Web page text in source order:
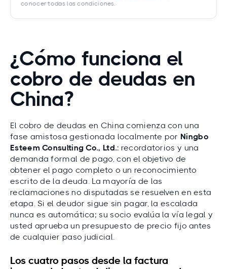
conocer todas las condiciones.
¿Cómo funciona el
cobro de deudas en
China?
El cobro de deudas en China comienza con una
fase amistosa gestionada localmente por Ningbo
Esteem Consulting Co., Ltd.: recordatorios y una
demanda formal de pago, con el objetivo de
obtener el pago completo o un reconocimiento
escrito de la deuda. La mayoría de las
reclamaciones no disputadas se resuelven en esta
etapa. Si el deudor sigue sin pagar, la escalada
nunca es automática; su socio evalúa la vía legal y
usted aprueba un presupuesto de precio fijo antes
de cualquier paso judicial.
Los cuatro pasos desde la factura